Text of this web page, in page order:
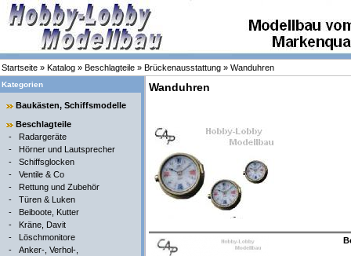
Startseite » Katalog » Beschlagteile » Brückenausstattung » Wanduhren
Kategorien
Baukästen, Schiffsmodelle
Beschlagteile
- Radargeräte
- Hörner und Lautsprecher
- Schiffsglocken
- Ventile & Co
- Rettung und Zubehör
- Türen & Luken
- Beiboote, Kutter
- Kräne, Davit
- Löschmonitore
- Anker-, Verhol-,
Wanduhren